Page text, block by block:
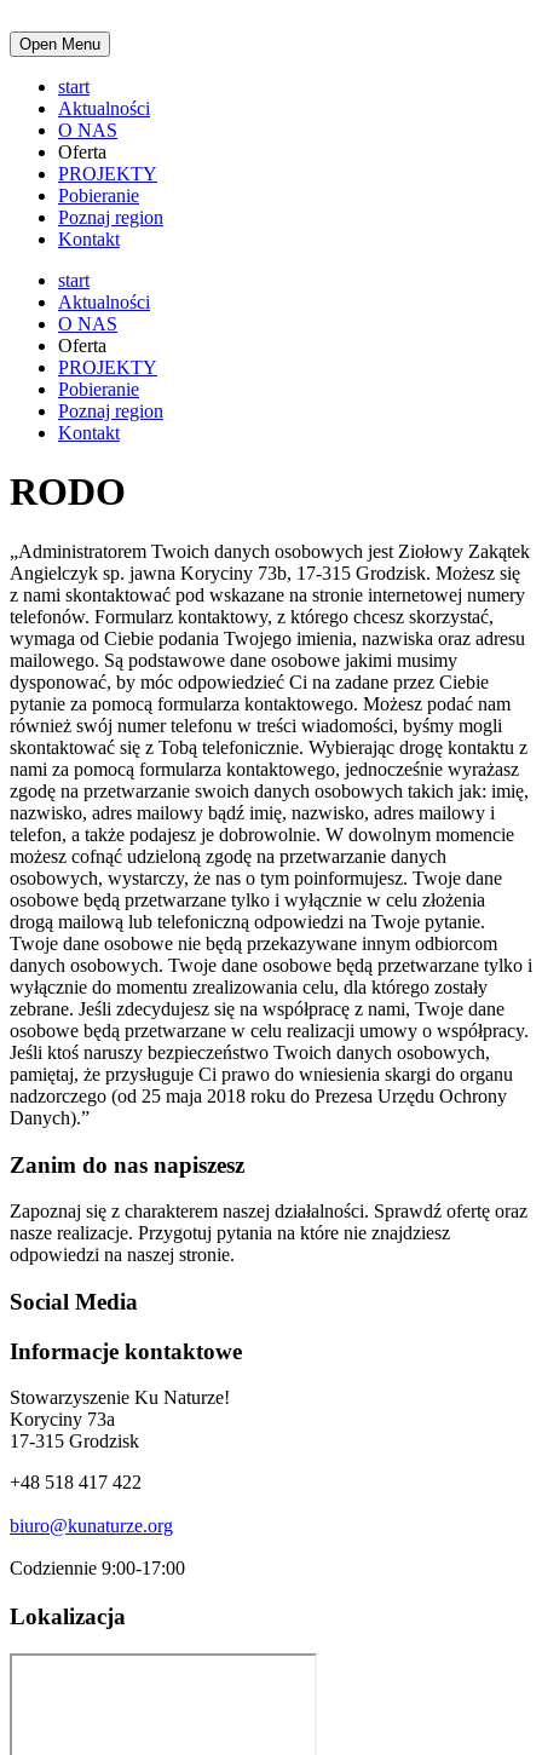
Open Menu
start
Aktualności
O NAS
Oferta
PROJEKTY
Pobieranie
Poznaj region
Kontakt
start
Aktualności
O NAS
Oferta
PROJEKTY
Pobieranie
Poznaj region
Kontakt
RODO
„Administratorem Twoich danych osobowych jest Ziołowy Zakątek
Angielczyk sp. jawna Koryciny 73b, 17-315 Grodzisk. Możesz się
z nami skontaktować pod wskazane na stronie internetowej numery
telefonów. Formularz kontaktowy, z którego chcesz skorzystać,
wymaga od Ciebie podania Twojego imienia, nazwiska oraz adresu
mailowego. Są podstawowe dane osobowe jakimi musimy
dysponować, by móc odpowiedzieć Ci na zadane przez Ciebie
pytanie za pomocą formularza kontaktowego. Możesz podać nam
również swój numer telefonu w treści wiadomości, byśmy mogli
skontaktować się z Tobą telefonicznie. Wybierając drogę kontaktu z
nami za pomocą formularza kontaktowego, jednocześnie wyrażasz
zgodę na przetwarzanie swoich danych osobowych takich jak: imię,
nazwisko, adres mailowy bądź imię, nazwisko, adres mailowy i
telefon, a także podajesz je dobrowolnie. W dowolnym momencie
możesz cofnąć udzieloną zgodę na przetwarzanie danych
osobowych, wystarczy, że nas o tym poinformujesz. Twoje dane
osobowe będą przetwarzane tylko i wyłącznie w celu złożenia
drogą mailową lub telefoniczną odpowiedzi na Twoje pytanie.
Twoje dane osobowe nie będą przekazywane innym odbiorcom
danych osobowych. Twoje dane osobowe będą przetwarzane tylko i
wyłącznie do momentu zrealizowania celu, dla którego zostały
zebrane. Jeśli zdecydujesz się na współpracę z nami, Twoje dane
osobowe będą przetwarzane w celu realizacji umowy o współpracy.
Jeśli ktoś naruszy bezpieczeństwo Twoich danych osobowych,
pamiętaj, że przysługuje Ci prawo do wniesienia skargi do organu
nadzorczego (od 25 maja 2018 roku do Prezesa Urzędu Ochrony
Danych).”
Zanim do nas napiszesz
Zapoznaj się z charakterem naszej działalności. Sprawdź ofertę oraz
nasze realizacje. Przygotuj pytania na które nie znajdziesz
odpowiedzi na naszej stronie.
Social Media
Informacje kontaktowe
Stowarzyszenie Ku Naturze!
Koryciny 73a
17-315 Grodzisk
+48 518 417 422
biuro@kunaturze.org
Codziennie 9:00-17:00
Lokalizacja